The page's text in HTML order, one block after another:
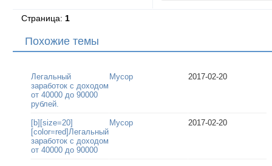
Страница: 1
Похожие темы
Легальный
заработок с доходом
от 40000 до 90000
рублей.
Мусор 2017-02-20
[b][size=20]
[color=red]Легальный
заработок с доходом
от 40000 до 90000
Мусор 2017-02-20